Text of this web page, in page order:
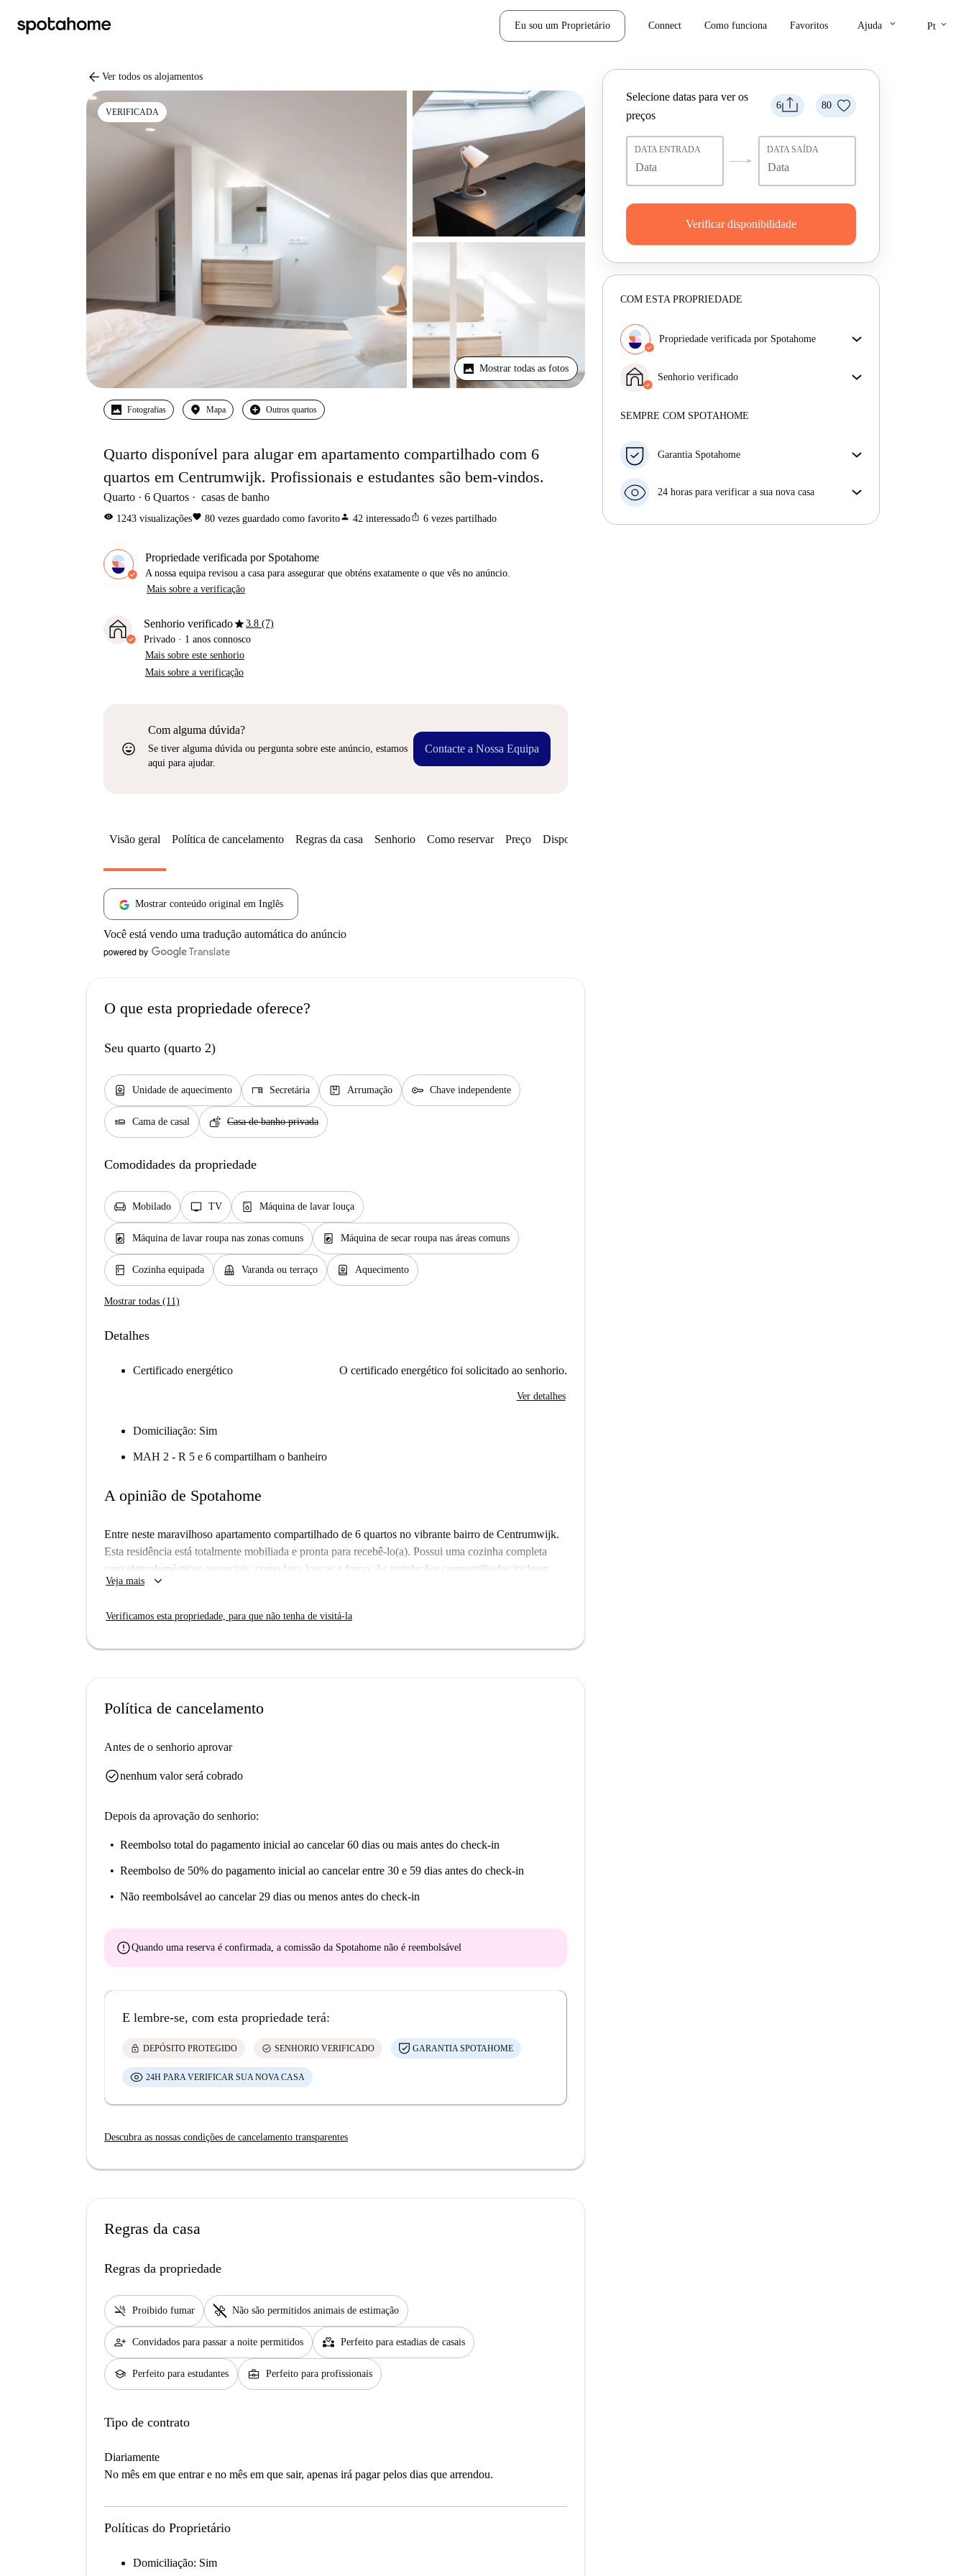
Eu sou um Proprietário Connect Como funciona Favoritos Ajuda keyboard_arrow_down Pt keyboard_arrow_down
arrow_back Ver todos os alojamentos
VERIFICADA
Mostrar todas as fotos
Fotografias Mapa Outros quartos
Quarto disponível para alugar em apartamento compartilhado com 6
quartos em Centrumwijk. Profissionais e estudantes são bem-vindos.
Quarto 6 Quartos casas de banho
visibility 1243 visualizaçõesfavorite 80 vezes guardado como favoritoperson 42 interessadoios_share 6 vezes partilhado
Propriedade verificada por Spotahome
A nossa equipa revisou a casa para assegurar que obténs exatamente o que vês no anúncio.
Mais sobre a verificação
Senhorio verificadostar3.8 (7)
Privado · 1 anos connosco
Mais sobre este senhorio
Mais sobre a verificação
sentiment_very_satisfied
Com alguma dúvida?
Se tiver alguma dúvida ou pergunta sobre este anúncio, estamos
aqui para ajudar.
Contacte a Nossa Equipa
6 80
Selecione datas para ver os
preços
DATA ENTRADA DATA SAÍDA
Verificar disponibilidade
COM ESTA PROPRIEDADE
Propriedade verificada por Spotahome
obténs exatamente o que vês no anúncio.
Mais sobre a verificação
Senhorio verificado
Mais sobre este senhorio
SEMPRE COM SPOTAHOME
Garantia Spotahome
antecedência, nós iremos A) pagar um hotel e ajudá-
seu dinheiro na totalidade.
24 horas para verificar a sua nova casa
Visão geral Política de cancelamento Regras da casa Senhorio Como reservar Preço Disponibilidades
Mostrar conteúdo original em Inglês
Você está vendo uma tradução automática do anúncio
O que esta propriedade oferece?
Seu quarto (quarto 2)
water_heater Unidade de aquecimento desk Secretária package Arrumação key Chave independente
airline_seat_flat Cama de casal soap Casa de banho privada
Comodidades da propriedade
chair Mobilado tv TV dishwasher_gen Máquina de lavar louça
local_laundry_service Máquina de lavar roupa nas zonas comuns local_laundry_service Máquina de secar roupa nas áreas comuns
kitchen Cozinha equipada balcony Varanda ou terraço water_heater Aquecimento
Mostrar todas (11)
Detalhes
Certificado energético O certificado energético foi solicitado ao senhorio.
Ver detalhes
Domiciliação: Sim
MAH 2 - R 5 e 6 compartilham o banheiro
A opinião de Spotahome
Entre neste maravilhoso apartamento compartilhado de 6 quartos no vibrante bairro de Centrumwijk.
Esta residência está totalmente mobiliada e pronta para recebê-lo(a). Possui uma cozinha completa
com eletrodomésticos essenciais, como lava-louças e forno. As instalações compartilhadas incluem
máquina de lavar e secadora, atendendo às suas necessidades de lavanderia. O aquecimento central
deslumbrantes. Pontos de interesse nas proximidades incluem o mural (R)estart Reality, de Edward
Veja mais keyboard_arrow_down
Verificamos esta propriedade, para que não tenha de visitá-la
Política de cancelamento
Antes de o senhorio aprovar
check_circlenenhum valor será cobrado
Depois da aprovação do senhorio:
Reembolso total do pagamento inicial ao cancelar 60 dias ou mais antes do check-in
Reembolso de 50% do pagamento inicial ao cancelar entre 30 e 59 dias antes do check-in
Não reembolsável ao cancelar 29 dias ou menos antes do check-in
errorQuando uma reserva é confirmada, a comissão da Spotahome não é reembolsável
E lembre-se, com esta propriedade terá:
lock DEPÓSITO PROTEGIDO check_circle SENHORIO VERIFICADO GARANTIA SPOTAHOME
24H PARA VERIFICAR SUA NOVA CASA
Descubra as nossas condições de cancelamento transparentes
Regras da casa
Regras da propriedade
smoke_free Proibido fumar pet_supplies Não são permitidos animais de estimação
person_add Convidados para passar a noite permitidos partner_heart Perfeito para estadias de casais
school Perfeito para estudantes business_center Perfeito para profissionais
Tipo de contrato
Diariamente
No mês em que entrar e no mês em que sair, apenas irá pagar pelos dias que arrendou.
Políticas do Proprietário
Domiciliação: Sim